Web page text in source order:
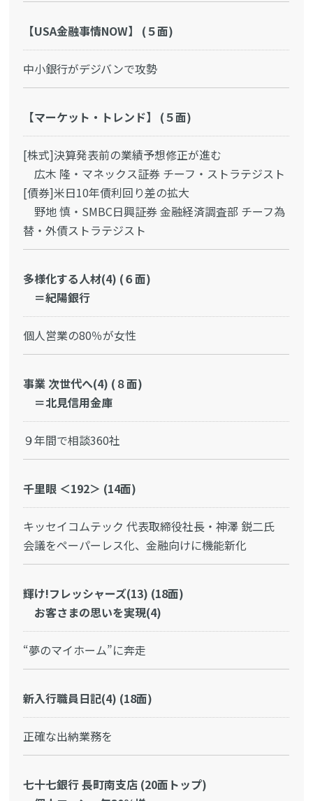
【USA金融事情NOW】 (５面)
中小銀行がデジバンで攻勢
【マーケット・トレンド】 (５面)
[株式]決算発表前の業績予想修正が進む
広木 隆・マネックス証券 チーフ・ストラテジスト
[債券]米日10年債利回り差の拡大
野地 慎・SMBC日興証券 金融経済調査部 チーフ為
替・外債ストラテジスト
多様化する人材(4) (６面)
＝紀陽銀行
個人営業の80％が女性
事業 次世代へ(4) (８面)
＝北見信用金庫
９年間で相談360社
千里眼 ＜192＞ (14面)
キッセイコムテック 代表取締役社長・神澤 鋭二氏
会議をペーパーレス化、金融向けに機能新化
輝け!フレッシャーズ(13) (18面)
お客さまの思いを実現(4)
“夢のマイホーム”に奔走
新入行職員日記(4) (18面)
正確な出納業務を
七十七銀行 長町南支店 (20面トップ)